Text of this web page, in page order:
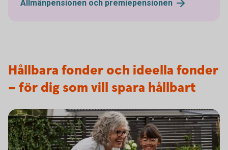
Allmänpensionen och premiepensionen
Hållbara fonder och ideella fonder
– för dig som vill spara hållbart